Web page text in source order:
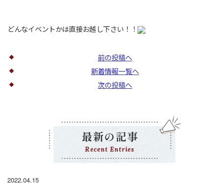
どんなイベントかは直接お越し下さい！！
前の投稿へ
新着情報一覧へ
次の投稿へ
最新の記事
Recent Entries
2022.04.15